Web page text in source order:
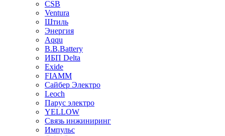
CSB
Ventura
Штиль
Энергия
Aqqu
B.B.Bаttery
ИБП Delta
Exide
FIAMM
Сайбер Электро
Leoch
Парус электро
YELLOW
Связь инжиниринг
Импульс